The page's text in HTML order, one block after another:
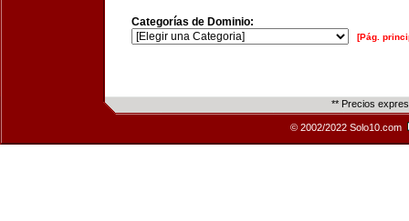
Categorías de Dominio:
[Pág.
** Precios
© 2002/2022 Solo10.com